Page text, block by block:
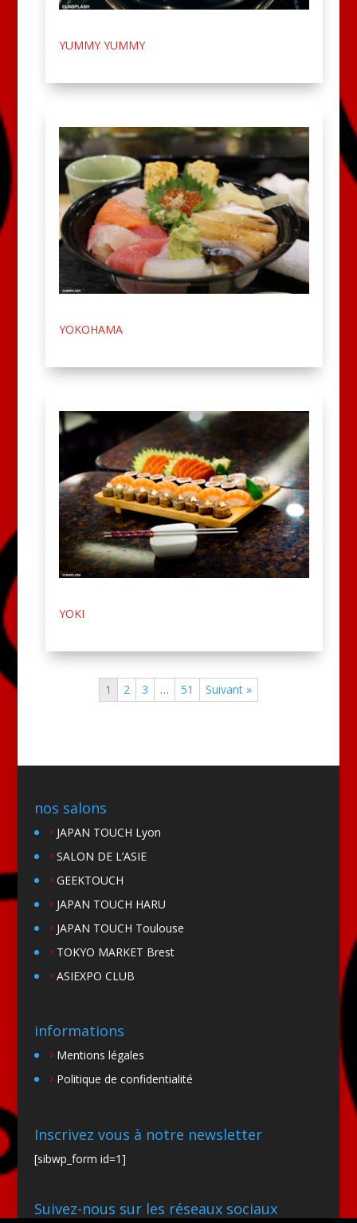
YUMMY YUMMY
YOKOHAMA
YOKI
1 2 3 … 51 Suivant »
nos salons
JAPAN TOUCH Lyon
SALON DE L’ASIE
GEEKTOUCH
JAPAN TOUCH HARU
JAPAN TOUCH Toulouse
TOKYO MARKET Brest
ASIEXPO CLUB
informations
Mentions légales
Politique de confidentialité
Inscrivez vous à notre newsletter
[sibwp_form id=1]
Suivez-nous sur les réseaux sociaux